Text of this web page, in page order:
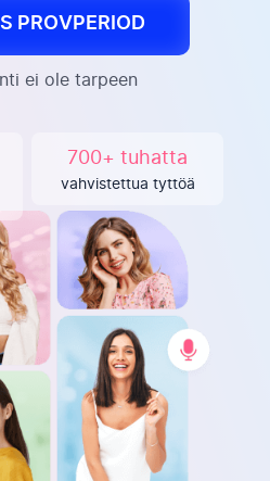
PROVPERIOD
ei ole tarpeen
700+ tuhatta
vahvistettua tyttöä